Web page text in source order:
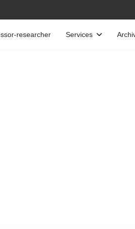
researcher Services